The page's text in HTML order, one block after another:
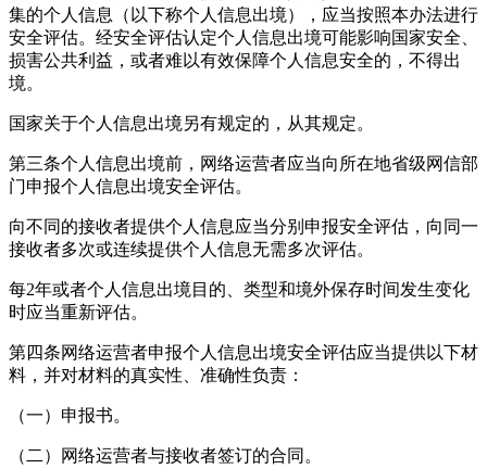
集的个人信息（以下称个人信息出境），应当按照本办法进行
安全评估。经安全评估认定个人信息出境可能影响国家安全、
损害公共利益，或者难以有效保障个人信息安全的，不得出
境。
国家关于个人信息出境另有规定的，从其规定。
第三条个人信息出境前，网络运营者应当向所在地省级网信部
门申报个人信息出境安全评估。
向不同的接收者提供个人信息应当分别申报安全评估，向同一
接收者多次或连续提供个人信息无需多次评估。
每2年或者个人信息出境目的、类型和境外保存时间发生变化
时应当重新评估。
第四条网络运营者申报个人信息出境安全评估应当提供以下材
料，并对材料的真实性、准确性负责：
（一）申报书。
（二）网络运营者与接收者签订的合同。